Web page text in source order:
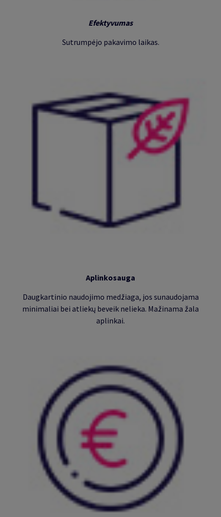
Efektyvumas
Sutrumpėjo pakavimo laikas.
Aplinkosauga
Daugkartinio naudojimo medžiaga, jos sunaudojama
minimaliai bei atliekų beveik nelieka. Mažinama žala
aplinkai.